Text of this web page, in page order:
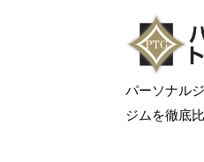
パーソナル
ジムを徹底比